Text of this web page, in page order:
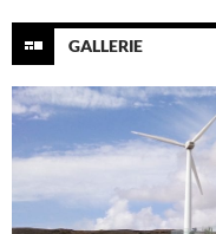
GALLERIE